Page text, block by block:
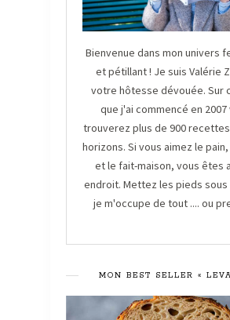
Bienvenue dans mon univers
et pétillant ! Je suis Valérie
votre hôtesse dévouée. Sur
que j'ai commencé en 2007
trouverez plus de 900
horizons. Si vous aimez le
et le fait-maison, vous êtes
endroit. Mettez les pieds sous
je m'occupe de tout .... ou
MON BEST SELLER «